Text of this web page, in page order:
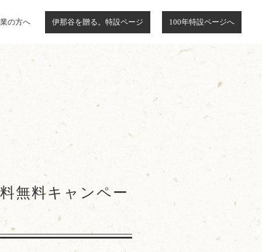
の方へ 伊那谷を贈る。特設ページ 100年特設ページへ
無料キャンペー